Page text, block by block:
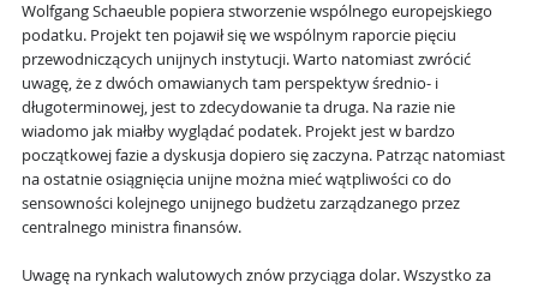
Wolfgang Schaeuble popiera stworzenie wspólnego europejskiego
podatku. Projekt ten pojawił się we wspólnym raporcie pięciu
przewodniczących unijnych instytucji. Warto natomiast zwrócić
uwagę, że z dwóch omawianych tam perspektyw średnio- i
długoterminowej, jest to zdecydowanie ta druga. Na razie nie
wiadomo jak miałby wyglądać podatek. Projekt jest w bardzo
początkowej fazie a dyskusja dopiero się zaczyna. Patrząc natomiast
na ostatnie osiągnięcia unijne można mieć wątpliwości co do
sensowności kolejnego unijnego budżetu zarządzanego przez
centralnego ministra finansów.
Uwagę na rynkach walutowych znów przyciąga dolar. Wszystko za